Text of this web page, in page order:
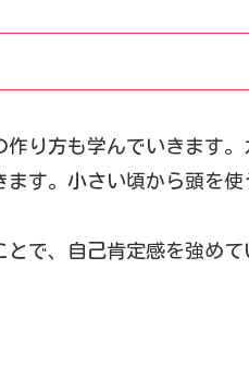
り方も学んでいきます。
す。小さい頃から頭を使
で、自己肯定感を強めて